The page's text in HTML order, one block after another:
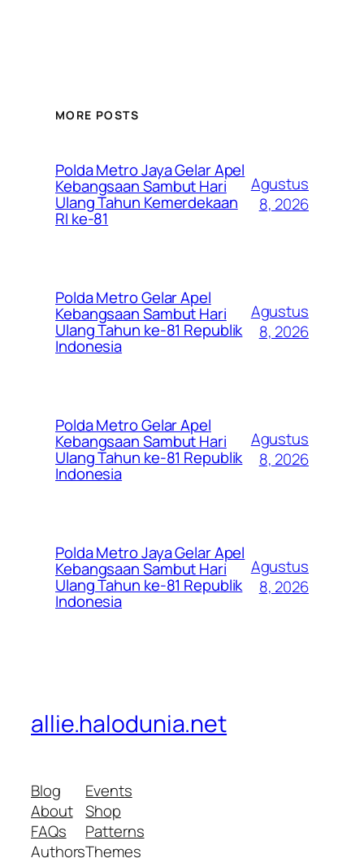
MORE POSTS
Polda Metro Jaya Gelar Apel
Kebangsaan Sambut Hari
Ulang Tahun Kemerdekaan
RI ke-81
Agustus
8, 2026
Polda Metro Gelar Apel
Kebangsaan Sambut Hari
Ulang Tahun ke-81 Republik
Indonesia
Agustus
8, 2026
Polda Metro Gelar Apel
Kebangsaan Sambut Hari
Ulang Tahun ke-81 Republik
Indonesia
Agustus
8, 2026
Polda Metro Jaya Gelar Apel
Kebangsaan Sambut Hari
Ulang Tahun ke-81 Republik
Indonesia
Agustus
8, 2026
allie.halodunia.net
Blog
About
FAQs
Authors
Events
Shop
Patterns
Themes